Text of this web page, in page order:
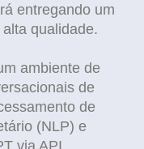
entregando um
qualidade.
ambiente de
de
de
(NLP) e
via API.